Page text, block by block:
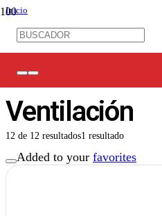
Inicio
/
Control Industrial
Climatización / Ventilación
Climatización /
Ventilación
12 de 12 resultados1 resultado
Added to your favorites